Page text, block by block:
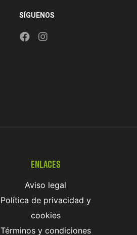
SÍGUENOS
Enlaces
Aviso legal
Política de privacidad y
cookies
Términos y condiciones